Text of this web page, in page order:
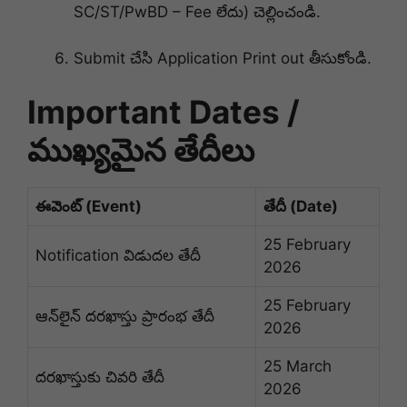
SC/ST/PwBD – Fee లేదు) చెల్లించండి.
Submit చేసి Application Print out తీసుకోండి.
Important Dates /
ముఖ్యమైన తేదీలు
ఈవెంట్ (Event) తేదీ (Date)
Notification విడుదల తేదీ
25 February
2026
ఆన్‌లైన్ దరఖాస్తు ప్రారంభ తేదీ
25 February
2026
దరఖాస్తుకు చివరి తేదీ
25 March
2026